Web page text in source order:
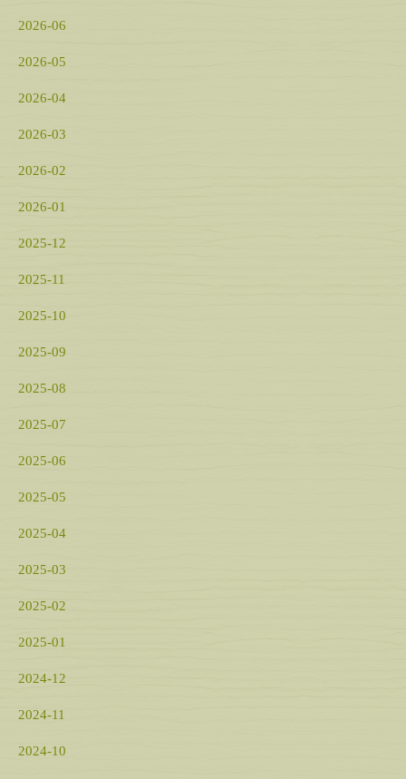
2026-06
2026-05
2026-04
2026-03
2026-02
2026-01
2025-12
2025-11
2025-10
2025-09
2025-08
2025-07
2025-06
2025-05
2025-04
2025-03
2025-02
2025-01
2024-12
2024-11
2024-10